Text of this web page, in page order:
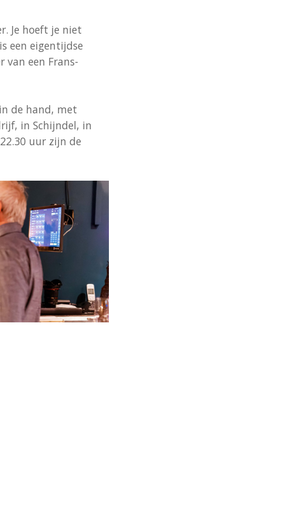
Je hoeft je niet
een eigentijdse
van een Frans-
de hand, met
in Schijndel, in
uur zijn de